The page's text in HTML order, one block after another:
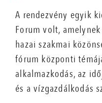
A rendezvény egyik
Forum volt,
hazai szakmai
fórum központi
alkalmazkodás, az
és a vízgazdálkodás